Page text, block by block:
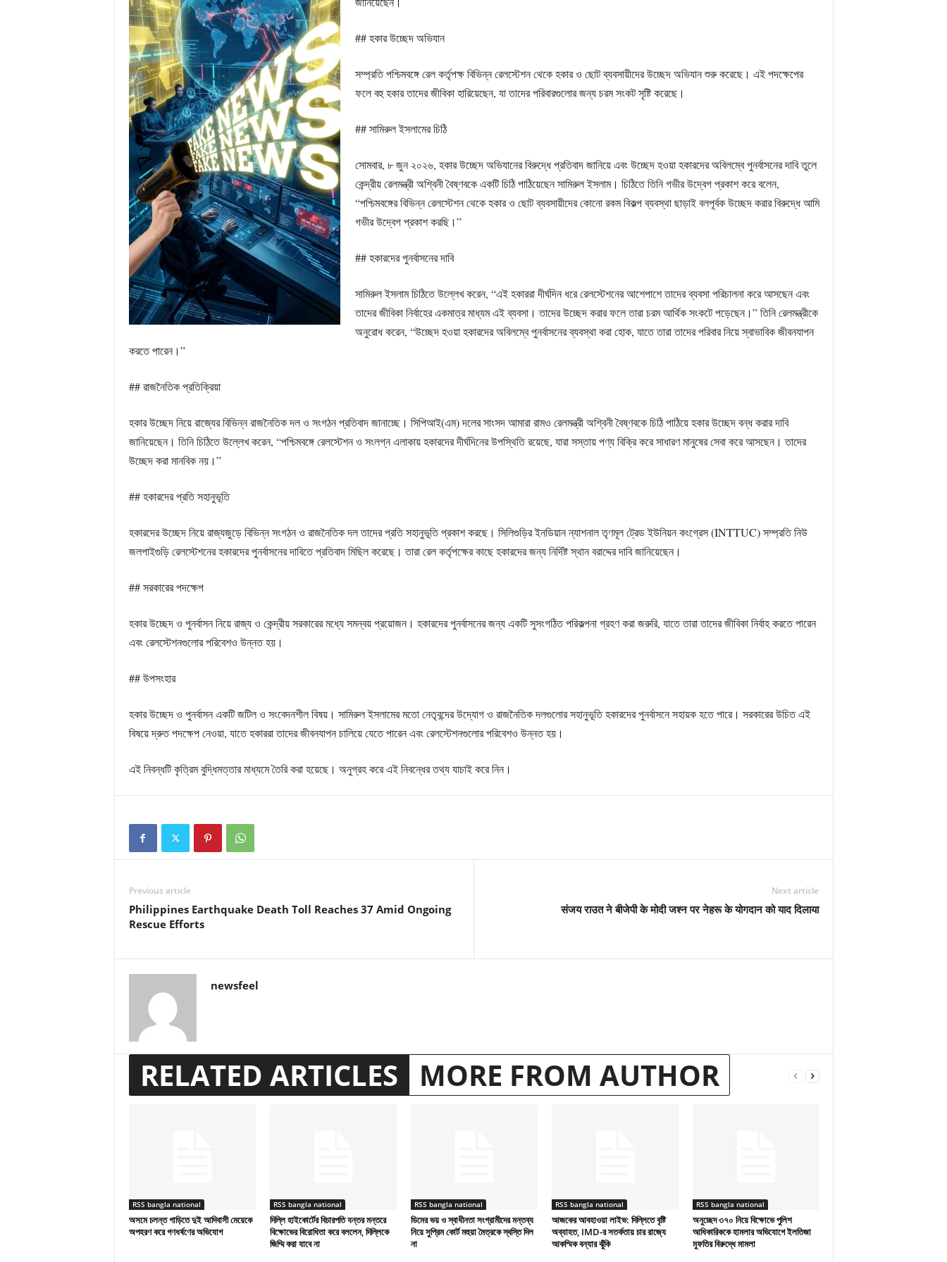
## হকার উচ্ছেদ অভিযান
সম্প্রতি পশ্চিমবঙ্গে রেল কর্তৃপক্ষ বিভিন্ন রেলস্টেশন থেকে হকার ও ছোট ব্যবসায়ীদের উচ্ছেদ অভিযান শুরু করেছে। এই পদক্ষেপের
ফলে বহু হকার তাদের জীবিকা হারিয়েছেন, যা তাদের পরিবারগুলোর জন্য চরম সংকট সৃষ্টি করেছে।
## সামিরুল ইসলামের চিঠি
সোমবার, ৮ জুন ২০২৬, হকার উচ্ছেদ অভিযানের বিরুদ্ধে প্রতিবাদ জানিয়ে এবং উচ্ছেদ হওয়া হকারদের অবিলম্বে পুনর্বাসনের দাবি তুলে
কেন্দ্রীয় রেলমন্ত্রী অশ্বিনী বৈষ্ণবকে একটি চিঠি পাঠিয়েছেন সামিরুল ইসলাম। চিঠিতে তিনি গভীর উদ্বেগ প্রকাশ করে বলেন,
“পশ্চিমবঙ্গের বিভিন্ন রেলস্টেশন থেকে হকার ও ছোট ব্যবসায়ীদের কোনো রকম বিকল্প ব্যবস্থা ছাড়াই বলপূর্বক উচ্ছেদ করার বিরুদ্ধে আমি
গভীর উদ্বেগ প্রকাশ করছি।”
## হকারদের পুনর্বাসনের দাবি
সামিরুল ইসলাম চিঠিতে উল্লেখ করেন, “এই হকাররা দীর্ঘদিন ধরে রেলস্টেশনের আশেপাশে তাদের ব্যবসা পরিচালনা করে আসছেন এবং
তাদের জীবিকা নির্বাহের একমাত্র মাধ্যম এই ব্যবসা। তাদের উচ্ছেদ করার ফলে তারা চরম আর্থিক সংকটে পড়েছেন।” তিনি রেলমন্ত্রীকে
অনুরোধ করেন, “উচ্ছেদ হওয়া হকারদের অবিলম্বে পুনর্বাসনের ব্যবস্থা করা হোক, যাতে তারা তাদের পরিবার নিয়ে স্বাভাবিক জীবনযাপন
করতে পারেন।”
## রাজনৈতিক প্রতিক্রিয়া
হকার উচ্ছেদ নিয়ে রাজ্যের বিভিন্ন রাজনৈতিক দল ও সংগঠন প্রতিবাদ জানাচ্ছে। সিপিআই(এম) দলের সাংসদ আমারা রামও রেলমন্ত্রী অশ্বিনী বৈষ্ণবকে চিঠি পাঠিয়ে হকার উচ্ছেদ বন্ধ করার দাবি
জানিয়েছেন। তিনি চিঠিতে উল্লেখ করেন, “পশ্চিমবঙ্গে রেলস্টেশন ও সংলগ্ন এলাকায় হকারদের দীর্ঘদিনের উপস্থিতি রয়েছে, যারা সস্তায় পণ্য বিক্রি করে সাধারণ মানুষের সেবা করে আসছেন। তাদের
উচ্ছেদ করা মানবিক নয়।”
## হকারদের প্রতি সহানুভূতি
হকারদের উচ্ছেদ নিয়ে রাজ্যজুড়ে বিভিন্ন সংগঠন ও রাজনৈতিক দল তাদের প্রতি সহানুভূতি প্রকাশ করছে। সিলিগুড়ির ইনডিয়ান ন্যাশনাল তৃণমূল ট্রেড ইউনিয়ন কংগ্রেস (INTTUC) সম্প্রতি নিউ
জলপাইগুড়ি রেলস্টেশনের হকারদের পুনর্বাসনের দাবিতে প্রতিবাদ মিছিল করেছে। তারা রেল কর্তৃপক্ষের কাছে হকারদের জন্য নির্দিষ্ট স্থান বরাদ্দের দাবি জানিয়েছেন।
## সরকারের পদক্ষেপ
হকার উচ্ছেদ ও পুনর্বাসন নিয়ে রাজ্য ও কেন্দ্রীয় সরকারের মধ্যে সমন্বয় প্রয়োজন। হকারদের পুনর্বাসনের জন্য একটি সুসংগঠিত পরিকল্পনা গ্রহণ করা জরুরি, যাতে তারা তাদের জীবিকা নির্বাহ করতে পারেন
এবং রেলস্টেশনগুলোর পরিবেশও উন্নত হয়।
## উপসংহার
হকার উচ্ছেদ ও পুনর্বাসন একটি জটিল ও সংবেদনশীল বিষয়। সামিরুল ইসলামের মতো নেতৃবন্দের উদ্যোগ ও রাজনৈতিক দলগুলোর সহানুভূতি হকারদের পুনর্বাসনে সহায়ক হতে পারে। সরকারের উচিত এই
বিষয়ে দ্রুত পদক্ষেপ নেওয়া, যাতে হকাররা তাদের জীবনযাপন চালিয়ে যেতে পারেন এবং রেলস্টেশনগুলোর পরিবেশও উন্নত হয়।
এই নিবন্ধটি কৃত্রিম বুদ্ধিমত্তার মাধ্যমে তৈরি করা হয়েছে। অনুগ্রহ করে এই নিবন্ধের তথ্য যাচাই করে নিন।
Previous article
Philippines Earthquake Death Toll Reaches 37 Amid Ongoing
Rescue Efforts
Next article
संजय राउत ने बीजेपी के मोदी जश्न पर नेहरू के योगदान को याद दिलाया
newsfeel
RELATED ARTICLES MORE FROM AUTHOR
RSS bangla national
অসমে চলন্ত গাড়িতে দুই আদিবাসী মেয়েকে
অপহরণ করে গণধর্ষণের অভিযোগ
RSS bangla national
দিল্লি হাইকোর্টের বিচারপতি যন্তর মন্তরে
বিক্ষোভের বিরোধিতা করে বললেন, দিল্লিকে
জিম্মি করা যাবে না
RSS bangla national
ডিমের ভয় ও স্বাধীনতা সংগ্রামীদের মন্তব্য
নিয়ে সুপ্রিম কোর্ট মহুয়া মৈত্রকে স্বস্তি দিল
না
RSS bangla national
আজকের আবহাওয়া লাইভ: দিল্লিতে বৃষ্টি
অব্যাহত, IMD-র সতর্কতায় চার রাজ্যে
আকস্মিক বন্যার ঝুঁকি
RSS bangla national
অনুচ্ছেদ ৩৭০ নিয়ে বিক্ষোভে পুলিশ
আধিকারিককে হামলার অভিযোগে ইলতিজা
মুফতির বিরুদ্ধে মামলা